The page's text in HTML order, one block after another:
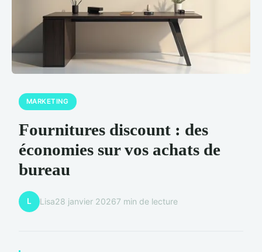
MARKETING
Fournitures discount : des
économies sur vos achats de
bureau
L Lisa28 janvier 20267 min de lecture